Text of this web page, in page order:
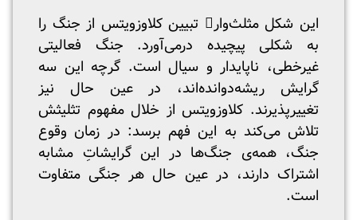
این شکل مثلث‌وار تبیین کلاوزویتس از جنگ را
به شکلی پیچیده درمی‌آورد. جنگ فعالیتی
غیرخطی، ناپایدار و سیال است. گرچه این سه
گرایش ریشه‌دوانده‌اند، در عین حال نیز
تغییرپذیرند. کلاوزویتس از خلال مفهوم تثلیثش
تلاش می‌کند به این فهم برسد: در زمان وقوع
جنگ، همه‌ی جنگ‌ها در این گرایشاتِ مشابه
اشتراک دارند، در عین حال هر جنگی متفاوت
است.